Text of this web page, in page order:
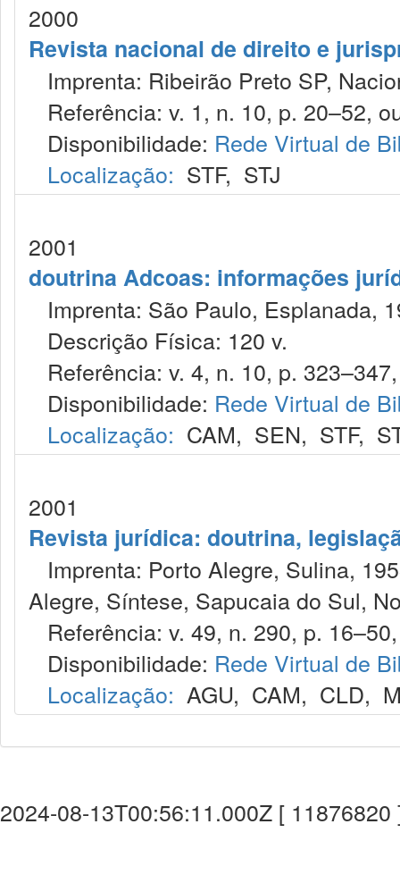
2000
Revista nacional de direito e
Imprenta: Ribeirão Preto SP,
Referência: v. 1, n. 10, p. 20–52,
Disponibilidade: Rede Virtual de
Localização: STF, STJ
2001
doutrina Adcoas: informações
Imprenta: São Paulo, Esplanada,
Descrição Física: 120 v.
Referência: v. 4, n. 10, p.
Disponibilidade: Rede Virtual de
Localização: CAM, SEN, STF,
2001
Revista jurídica: doutrina,
Imprenta: Porto Alegre, Sulina,
Alegre, Síntese, Sapucaia do Sul,
Referência: v. 49, n. 290, p.
Disponibilidade: Rede Virtual de
Localização: AGU, CAM, CLD,
2024-08-13T00:56:11.000Z [ 11876820